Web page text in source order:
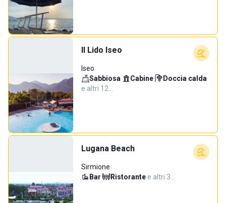
Il Lido Iseo
Iseo
Sabbiosa· Cabine· Doccia calda·
e altri 12…
Lugana Beach
Sirmione
Bar· Ristorante·e altri 3…